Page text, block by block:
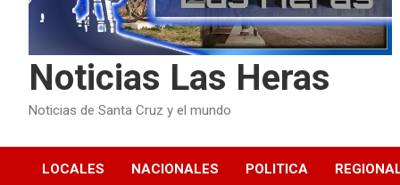
Noticias Las Heras
Noticias de Santa Cruz y el mundo
LOCALES NACIONALES POLITICA